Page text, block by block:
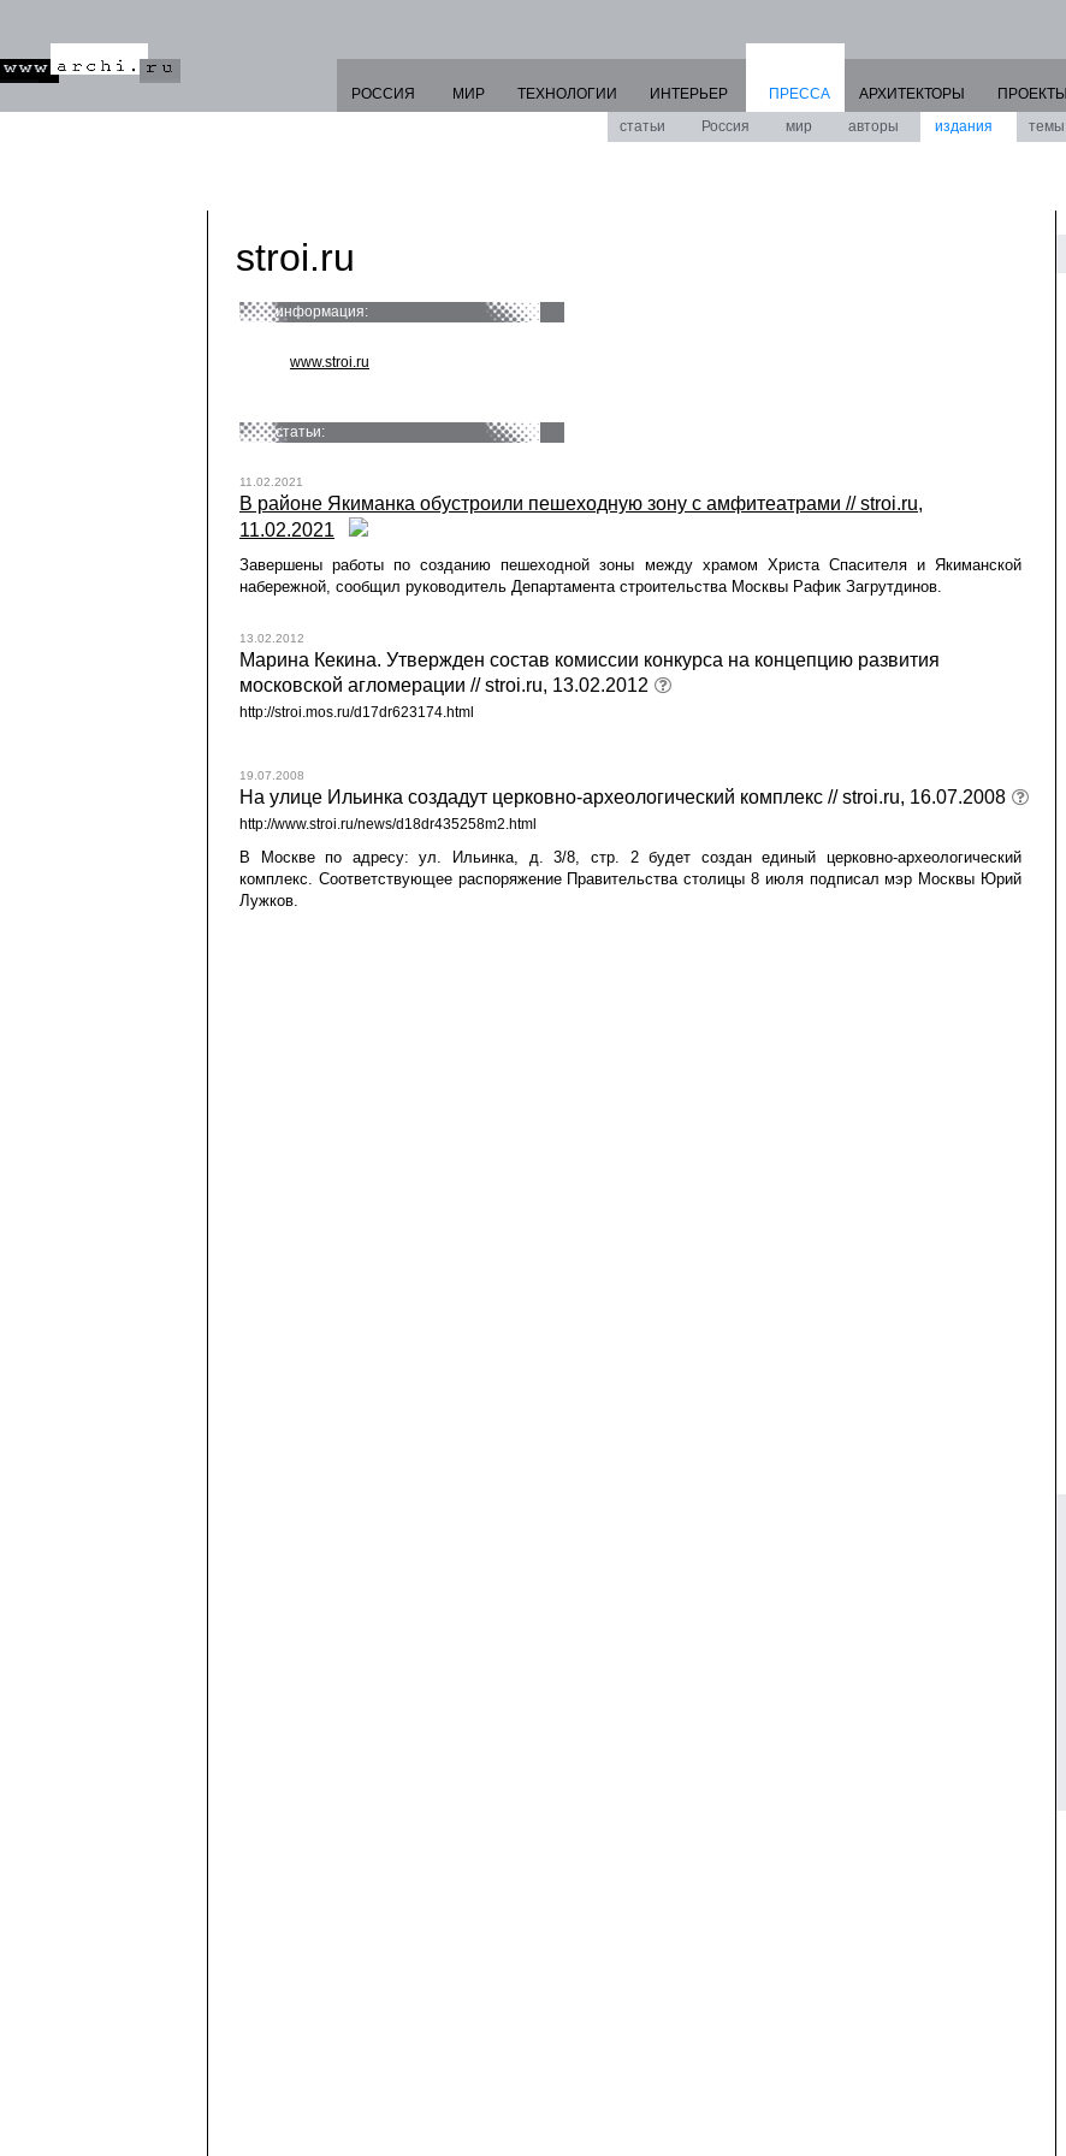
РОССИЯ МИР ТЕХНОЛОГИИ ИНТЕРЬЕР
ПРЕССА
статьи
Россия мир авторы издания темы
АРХИТЕКТОРЫ ПРОЕКТЫ
stroi.ru
информация:
www.stroi.ru
статьи:
11.02.2021
В районе Якиманка обустроили пешеходную зону с амфитеатрами // stroi.ru,
11.02.2021
Завершены работы по созданию пешеходной зоны между храмом Христа Спасителя и Якиманской
набережной, сообщил руководитель Департамента строительства Москвы Рафик Загрутдинов.
13.02.2012
Марина Кекина. Утвержден состав комиссии конкурса на концепцию развития
московской агломерации // stroi.ru, 13.02.2012
http://stroi.mos.ru/d17dr623174.html
19.07.2008
На улице Ильинка создадут церковно-археологический комплекс // stroi.ru, 16.07.2008
http://www.stroi.ru/news/d18dr435258m2.html
В Москве по адресу: ул. Ильинка, д. 3/8, стр. 2 будет создан единый церковно-археологический
комплекс. Соответствующее распоряжение Правительства столицы 8 июля подписал мэр Москвы Юрий
Лужков.